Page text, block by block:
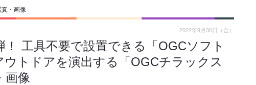
真・画像
工具不要で設置できる「OGCソフト
トドアを演出する「OGCチラックス
画像
2022年9月30日（金）